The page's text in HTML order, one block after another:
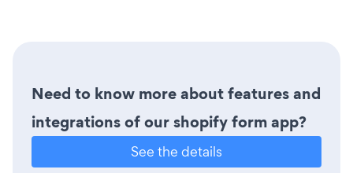
Need to know more about features and
integrations of our shopify form app?
See the details